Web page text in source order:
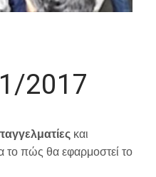
2017
και
το πώς θα εφαρμοστεί το